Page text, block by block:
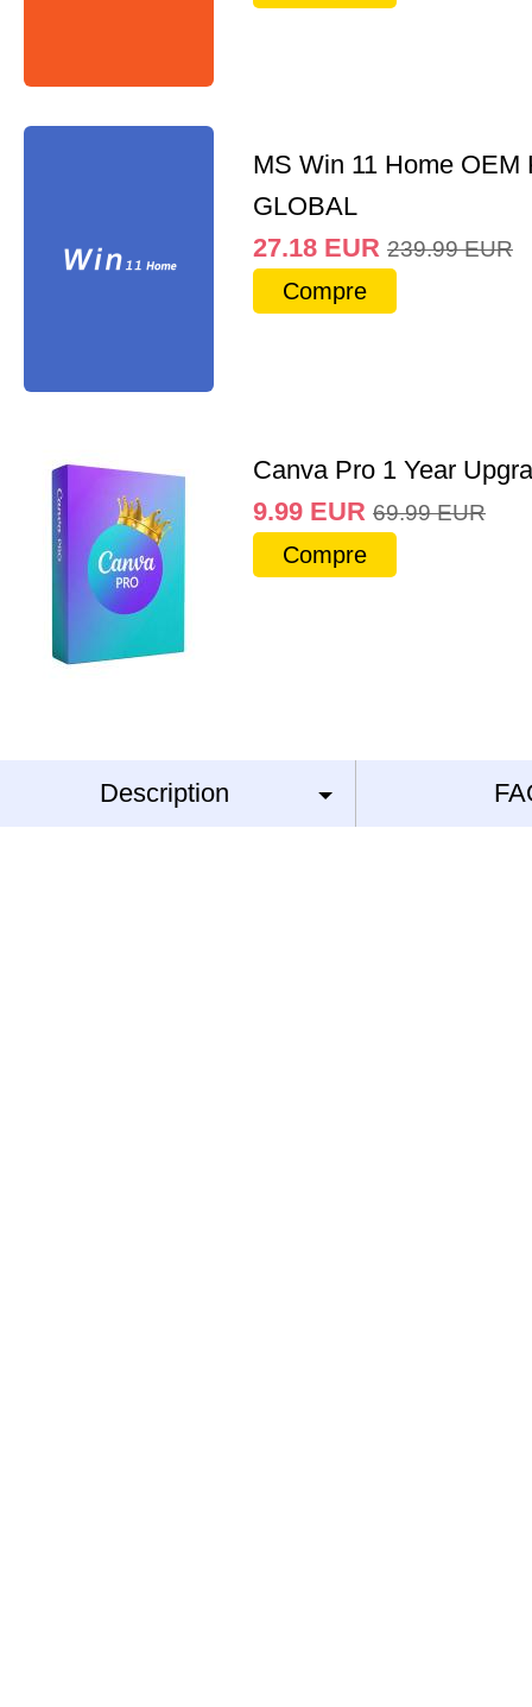
MS Win 11 Home OEM
GLOBAL
27.18 EUR 239.99 EUR
Compre
Canva Pro 1 Year
9.99 EUR 69.99 EUR
Compre
Description